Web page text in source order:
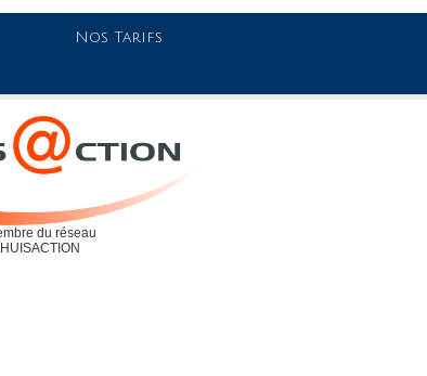
Nos Tarifs
du réseau
HUISACTION